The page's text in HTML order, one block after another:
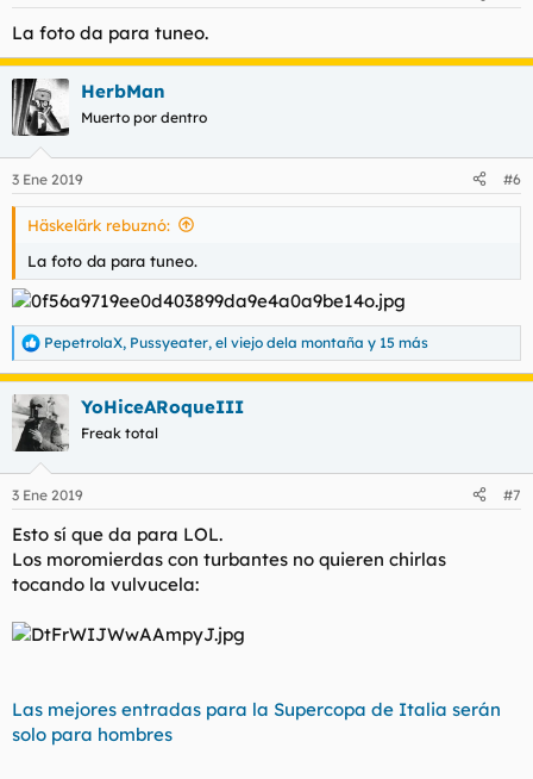
:
La foto da para tuneo.
HerbMan
Muerto por dentro
3 Ene 2019 #6
Häskelärk rebuznó:
La foto da para tuneo.
R
e
a
c
c
e
:
PepetrolaX, Pussyeater, el viejo dela montaña y 15 más
YoHiceARoqueIII
Freak total
3 Ene 2019 #7
Esto sí que da para LOL.
Los moromierdas con turbantes no quieren chirlas
tocando la vulvucela:
Las mejores entradas para la Supercopa de Italia serán
solo para hombres